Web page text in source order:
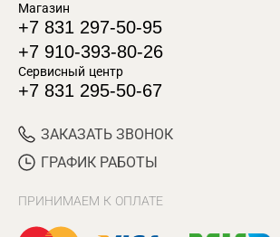
Магазин
+7 831 297-50-95
+7 910-393-80-26
Сервисный центр
+7 831 295-50-67
ЗАКАЗАТЬ ЗВОНОК
ГРАФИК РАБОТЫ
ПРИНИМАЕМ К ОПЛАТЕ